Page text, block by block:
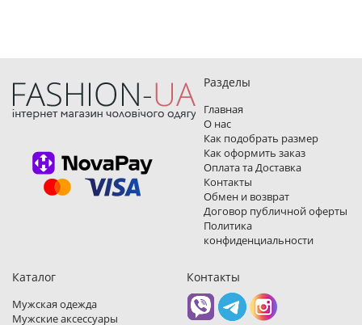
Разделы
Главная
О нас
Как подобрать размер
Как оформить заказ
Оплата та Доставка
Контакты
Обмен и возврат
Договор публичной оферты
Политика
конфиденциальности
Каталог
Мужская одежда
Мужские аксессуары
Контакты